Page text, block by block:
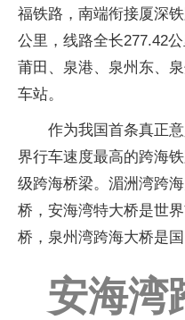
福铁路，南端衔接厦深
公里，线路全长277.42
莆田、泉港、泉州东、
车站。
作为我国首条真正
界行车速度最高的跨海
级跨海桥梁。湄洲湾跨
桥，安海湾特大桥是世
桥，泉州湾跨海大桥是
安海湾